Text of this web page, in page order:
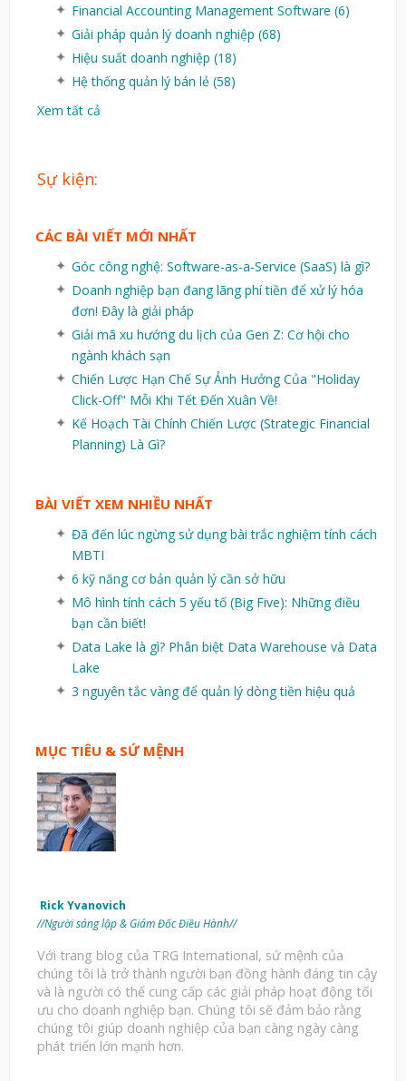
Financial Accounting Management Software (6)
Giải pháp quản lý doanh nghiệp (68)
Hiệu suất doanh nghiệp (18)
Hệ thống quản lý bán lẻ (58)
Xem tất cả
Sự kiện:
CÁC BÀI VIẾT MỚI NHẤT
Góc công nghệ: Software-as-a-Service (SaaS) là gì?
Doanh nghiệp bạn đang lãng phí tiền để xử lý hóa
đơn! Đây là giải pháp
Giải mã xu hướng du lịch của Gen Z: Cơ hội cho
ngành khách sạn
Chiến Lược Hạn Chế Sự Ảnh Hưởng Của "Holiday
Click-Off" Mỗi Khi Tết Đến Xuân Về!
Kế Hoạch Tài Chính Chiến Lược (Strategic Financial
Planning) Là Gì?
BÀI VIẾT XEM NHIỀU NHẤT
Đã đến lúc ngừng sử dụng bài trắc nghiệm tính cách
MBTI
6 kỹ năng cơ bản quản lý cần sở hữu
Mô hình tính cách 5 yếu tố (Big Five): Những điều
bạn cần biết!
Data Lake là gì? Phân biệt Data Warehouse và Data
Lake
3 nguyên tắc vàng để quản lý dòng tiền hiệu quả
MỤC TIÊU & SỨ MỆNH
Rick Yvanovich
//Người sáng lập & Giám Đốc Điều Hành//
Với trang blog của TRG International, sứ mệnh của
chúng tôi là trở thành người bạn đồng hành đáng tin cậy
và là người có thể cung cấp các giải pháp hoạt động tối
ưu cho doanh nghiệp bạn. Chúng tôi sẽ đảm bảo rằng
chúng tôi giúp doanh nghiệp của bạn càng ngày càng
phát triển lớn mạnh hơn.